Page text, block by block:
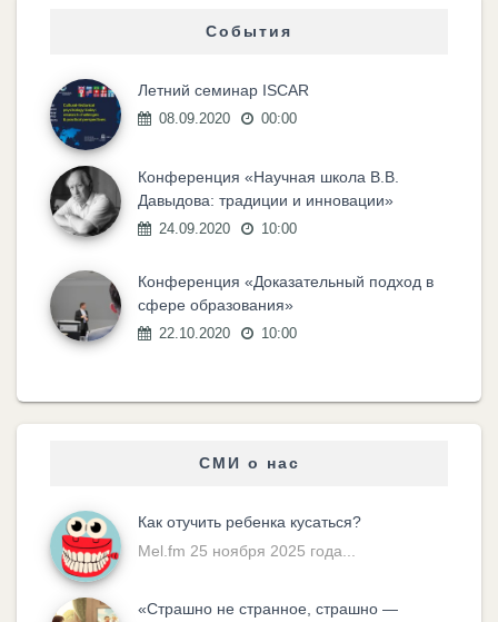
События
Летний семинар ISCAR
08.09.2020 00:00
Конференция «Научная школа В.В.
Давыдова: традиции и инновации»
24.09.2020 10:00
Конференция «Доказательный подход в
сфере образования»
22.10.2020 10:00
СМИ о нас
Как отучить ребенка кусаться?
Mel.fm 25 ноября 2025 года...
«Cтрашно не странное, страшно —